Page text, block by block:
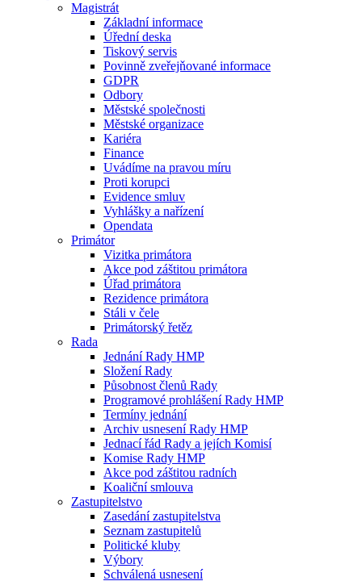
Magistrát
Základní informace
Úřední deska
Tiskový servis
Povinně zveřejňované informace
GDPR
Odbory
Městské společnosti
Městské organizace
Kariéra
Finance
Uvádíme na pravou míru
Proti korupci
Evidence smluv
Vyhlášky a nařízení
Opendata
Primátor
Vizitka primátora
Akce pod záštitou primátora
Úřad primátora
Rezidence primátora
Stáli v čele
Primátorský řetěz
Rada
Jednání Rady HMP
Složení Rady
Působnost členů Rady
Programové prohlášení Rady HMP
Termíny jednání
Archiv usnesení Rady HMP
Jednací řád Rady a jejích Komisí
Komise Rady HMP
Akce pod záštitou radních
Koaliční smlouva
Zastupitelstvo
Zasedání zastupitelstva
Seznam zastupitelů
Politické kluby
Výbory
Schválená usnesení